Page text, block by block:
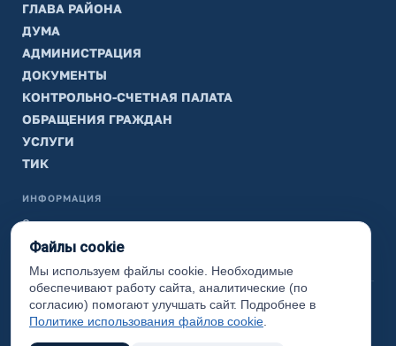
ГЛАВА РАЙОНА
ДУМА
АДМИНИСТРАЦИЯ
ДОКУМЕНТЫ
КОНТРОЛЬНО-СЧЕТНАЯ ПАЛАТА
ОБРАЩЕНИЯ ГРАЖДАН
УСЛУГИ
ТИК
ИНФОРМАЦИЯ
Законодательная карта
Карта сайта
(с) 2017 Ханты-Мансийский район, официальный сайт
администрации
Файлы cookie
Мы используем файлы cookie. Необходимые
обеспечивают работу сайта, аналитические (по
согласию) помогают улучшать сайт. Подробнее в
Политике использования файлов cookie